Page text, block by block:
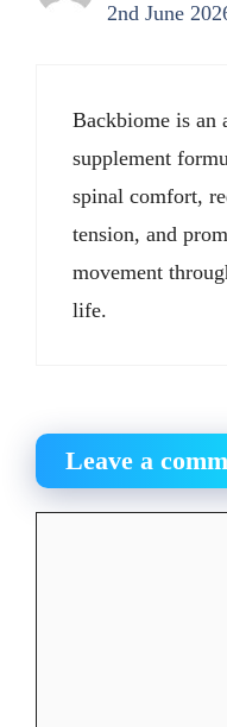
2nd June
Backbiome is an
supplement
spinal comfort,
tension, and
movement
life.
Leave a